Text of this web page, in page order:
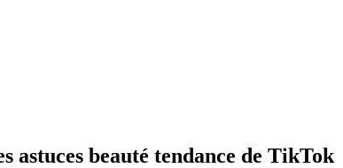
astuces beauté tendance de TikTok